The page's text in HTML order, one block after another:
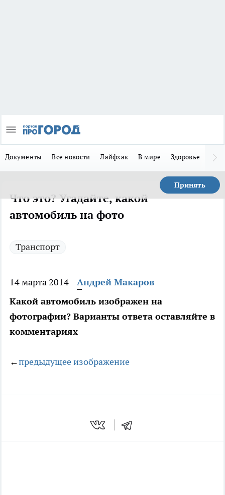
Документы Все новости Лайфхак В мире Здоровье
Принять
Что это? Угадайте, какой
автомобиль на фото
Транспорт
14 марта 2014
Андрей Макаров
Какой автомобиль изображен на
фотографии? Варианты ответа оставляйте в
комментариях
←предыдущее изображение